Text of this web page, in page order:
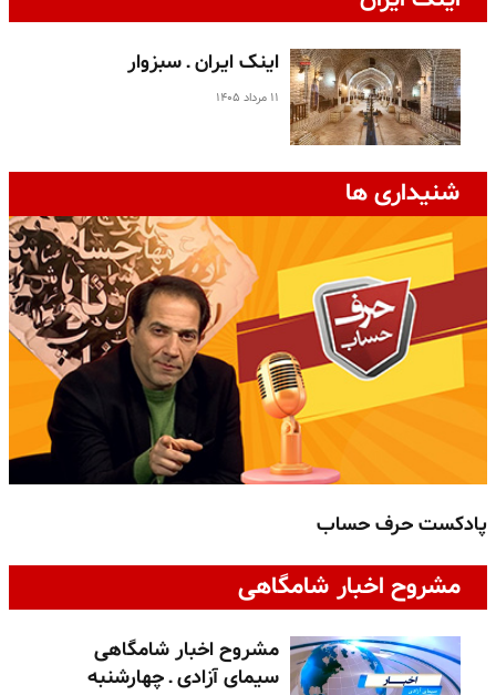
اینک ایران ـ سبزوار
۱۱ مرداد ۱۴۰۵
شنیداری ها
پادکست حرف حساب
مشروح اخبار شامگاهی
مشروح اخبار شامگاهی
سیمای آزادی ـ چهارشنبه